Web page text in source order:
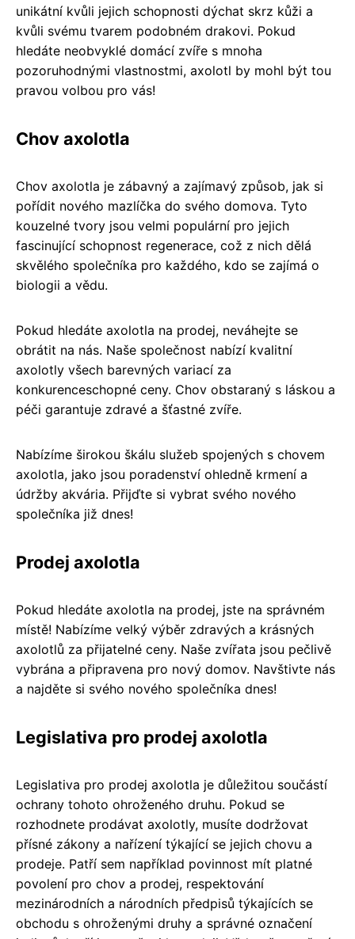
unikátní kvůli jejich schopnosti dýchat skrz kůži a
kvůli svému tvarem podobném drakovi. Pokud
hledáte neobvyklé domácí zvíře s mnoha
pozoruhodnými vlastnostmi, axolotl by mohl být tou
pravou volbou pro vás!
Chov axolotla
Chov axolotla je zábavný a zajímavý způsob, jak si
pořídit nového mazlíčka do svého domova. Tyto
kouzelné tvory jsou velmi populární pro jejich
fascinující schopnost regenerace, což z nich dělá
skvělého společníka pro každého, kdo se zajímá o
biologii a vědu.
Pokud hledáte axolotla na prodej, neváhejte se
obrátit na nás. Naše společnost nabízí kvalitní
axolotly všech barevných variací za
konkurenceschopné ceny. Chov obstaraný s láskou a
péči garantuje zdravé a šťastné zvíře.
Nabízíme širokou škálu služeb spojených s chovem
axolotla, jako jsou poradenství ohledně krmení a
údržby akvária. Přijďte si vybrat svého nového
společníka již dnes!
Prodej axolotla
Pokud hledáte axolotla na prodej, jste na správném
místě! Nabízíme velký výběr zdravých a krásných
axolotlů za přijatelné ceny. Naše zvířata jsou pečlivě
vybrána a připravena pro nový domov. Navštivte nás
a najděte si svého nového společníka dnes!
Legislativa pro prodej axolotla
Legislativa pro prodej axolotla je důležitou součástí
ochrany tohoto ohroženého druhu. Pokud se
rozhodnete prodávat axolotly, musíte dodržovat
přísné zákony a nařízení týkající se jejich chovu a
prodeje. Patří sem například povinnost mít platné
povolení pro chov a prodej, respektování
mezinárodních a národních předpisů týkajících se
obchodu s ohroženými druhy a správné označení